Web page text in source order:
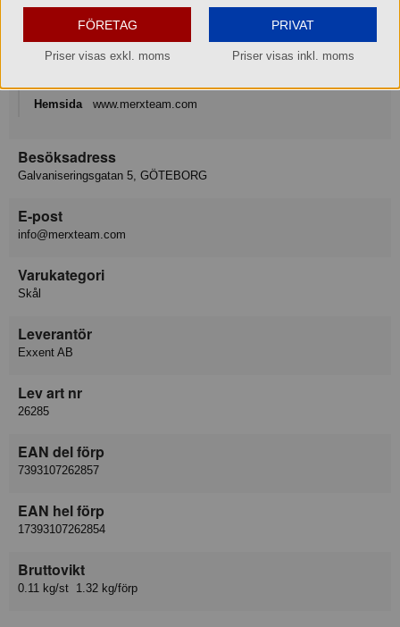
Konsumentkontakt
Merx Team AB
Hemsida
www.merxteam.com
Besöksadress
Galvaniseringsgatan 5, GÖTEBORG
E-post
info@merxteam.com
Varukategori
Skål
Leverantör
Exxent AB
Lev art nr
26285
EAN del förp
7393107262857
EAN hel förp
17393107262854
Bruttovikt
0.11 kg/st 1.32 kg/förp
FÖRETAG
Priser visas exkl. moms
PRIVAT
Priser visas inkl. moms